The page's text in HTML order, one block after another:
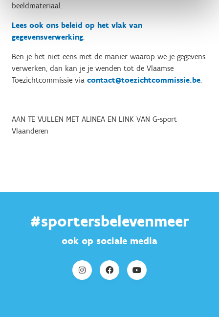
beeldmateriaal.
Lees ook ons beleid op het vlak van
gegevensverwerking.
Ben je het niet eens met de manier waarop we je gegevens
verwerken, dan kan je je wenden tot de Vlaamse
Toezichtcommissie via contact@toezichtcommissie.be.
AAN TE VULLEN MET ALINEA EN LINK VAN G-sport
Vlaanderen
#sportersbelevenmeer
ook op sociale media